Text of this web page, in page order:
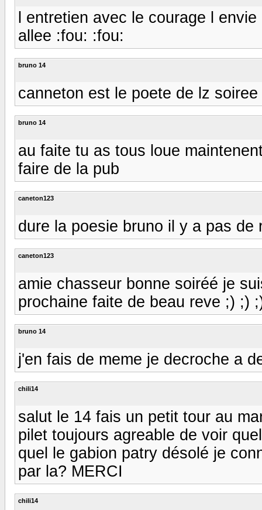
l entretien avec le courage l
allee :fou: :fou:
bruno 14
canneton est le poete de lz
bruno 14
au faite tu as tous loue
faire de la pub
caneton123
dure la poesie bruno il y a pas de
caneton123
amie chasseur bonne soiréé je
prochaine faite de beau reve ;) ;)
bruno 14
j'en fais de meme je decroche a
chili14
salut le 14 fais un petit tour au
pilet toujours agreable de voir
quel le gabion patry désolé je
par la? MERCI
chili14